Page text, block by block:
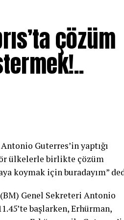
Holguin’in eşlik etmesi
sonra Kıbrıs’a
2010’da Ban Ki-Moon
bu ziyaretin Genel
dayatılamayacağını
inşa edilebileceğini
ifade etmek üzere adaya
çözüm
Guterres’in yaptığı
ülkelerle birlikte çözüm
koymak için buradayım”
Genel Sekreteri Antonio
başlarken, Erhürman,